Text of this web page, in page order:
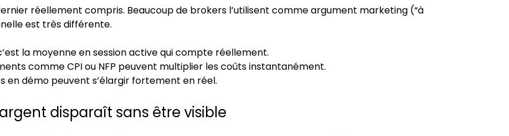
réellement compris. Beaucoup de brokers l’utilisent comme argument marketing (“à
est très différente.
la moyenne en session active qui compte réellement.
comme CPI ou NFP peuvent multiplier les coûts instantanément.
en démo peuvent s’élargir fortement en réel.
disparaît sans être visible